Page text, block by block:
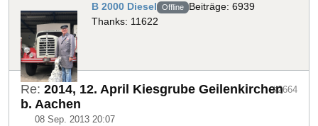
B 2000 Diesel Offline Beiträge: 6939
Thanks: 11622
Re: 2014, 12. April Kiesgrube Geilenkirchen
b. Aachen
08 Sep. 2013 20:07
#2664